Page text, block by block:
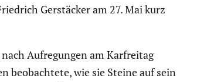
Gerstä­cker am 27. Mai kurz
Aufre­gungen am Karfreitag
beobach­tete, wie sie Steine auf sein